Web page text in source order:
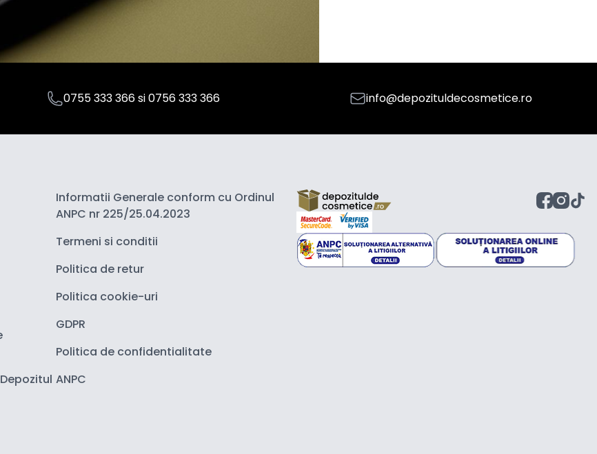
0755 333 366si0756 333 366 info@depozituldecosmetice.ro
Informatii Generale conform cu Ordinul
ANPC nr 225/25.04.2023
Termeni si conditii
Politica de retur
Politica cookie-uri
GDPR
Politica de confidentialitate
ANPC